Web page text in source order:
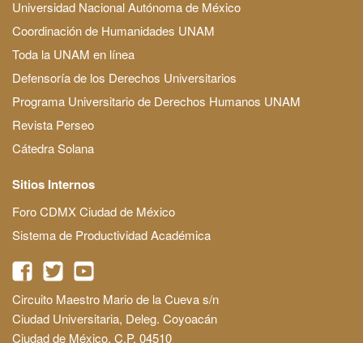
Universidad Nacional Autónoma de México
Coordinación de Humanidades UNAM
Toda la UNAM en línea
Defensoría de los Derechos Universitarios
Programa Universitario de Derechos Humanos UNAM
Revista Perseo
Cátedra Solana
Sitios Internos
Foro CDMX Ciudad de México
Sistema de Productividad Académica
Circuito Maestro Mario de la Cueva s/n
Ciudad Universitaria, Deleg. Coyoacán
Ciudad de México, C.P. 04510